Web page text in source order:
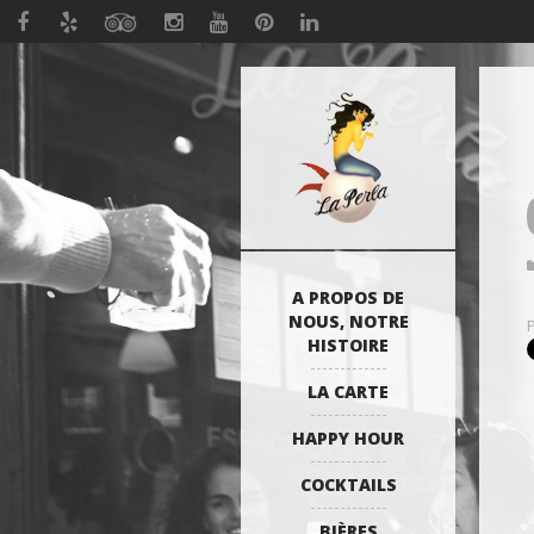
A PROPOS DE
NOUS, NOTRE
HISTOIRE
LA CARTE
HAPPY HOUR
COCKTAILS